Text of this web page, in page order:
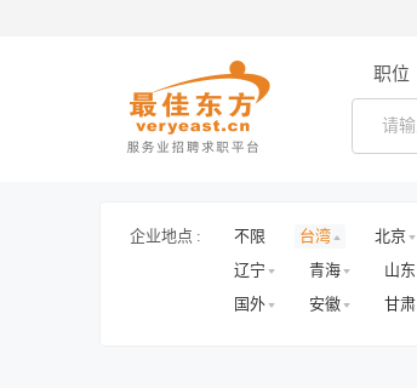
职位
企业地点 : 不限 台湾 北京
辽宁
青海 山东
国外
安徽 甘肃